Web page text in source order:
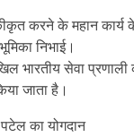
करने के महान
निभाई।
भारतीय सेवा प्रणाली
जाता है।
का योगदान